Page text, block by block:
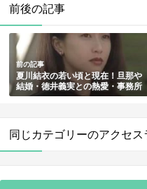
前後の記事
前の記事
夏川結衣の若い頃と現在！旦那や
結婚・徳井義実との熱愛・事務所
移籍と退所・病気の噂まとめ
同じカテゴリーのアクセ